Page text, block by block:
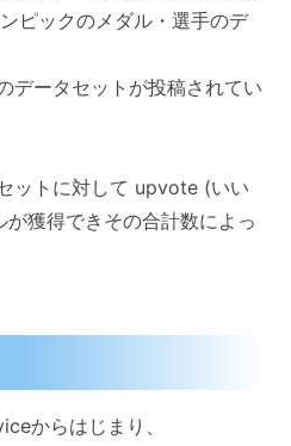
ピックのメダル・選手のデ
データセットが投稿されてい
ットに対して upvote (いい
獲得できその合計数によっ
からはじまり、